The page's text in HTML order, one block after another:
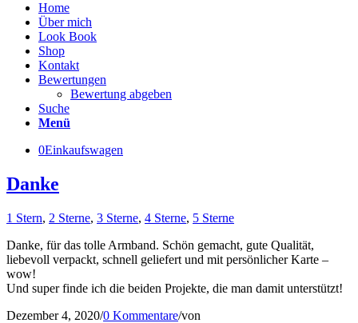
Home
Über mich
Look Book
Shop
Kontakt
Bewertungen
Bewertung abgeben
Suche
Menü
0Einkaufswagen
Danke
1 Stern, 2 Sterne, 3 Sterne, 4 Sterne, 5 Sterne
Danke, für das tolle Armband. Schön gemacht, gute Qualität,
liebevoll verpackt, schnell geliefert und mit persönlicher Karte –
wow!
Und super finde ich die beiden Projekte, die man damit unterstützt!
Dezember 4, 2020/0 Kommentare/von